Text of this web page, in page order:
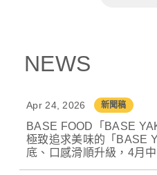
NEWS
BASE FOOD「BASE
極致追求美味的「BASE
底、口感滑順升級，4月
Apr 24, 2026 新聞稿